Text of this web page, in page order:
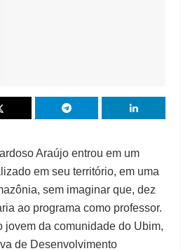
Araújo entrou em um
em seu território, em uma
sem imaginar que, dez
ao programa como professor.
jovem da comunidade do Ubim,
de Desenvolvimento